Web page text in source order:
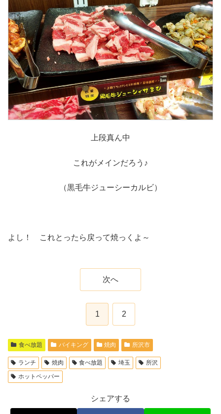
上段真ん中
これがメインだろう♪
（黒毛牛ジューシーカルビ）
よし！ これとったら戻って焼っくよ～
次へ
1 2
食べ放題 バイキング 焼肉 所沢市
ランチ 焼肉 食べ放題 埼玉
所沢
ホットペッパー
シェアする